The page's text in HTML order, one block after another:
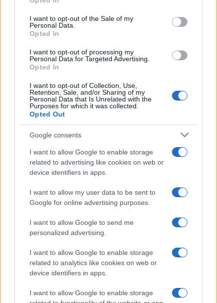
use your data for below specified purposes in below Google
consent section.
I want to opt-out of the Sale of my
Personal Data.
Opted In
I want to opt-out of processing my
Personal Data for Targeted Advertising.
Opted In
I want to opt-out of Collection, Use,
Retention, Sale, and/or Sharing of my
Personal Data that Is Unrelated with the
Purposes for which it was collected.
Opted Out
Google consents
I want to allow Google to enable storage
related to advertising like cookies on web or
device identifiers in apps.
I want to allow my user data to be sent to
Google for online advertising purposes.
I want to allow Google to send me
personalized advertising.
I want to allow Google to enable storage
related to analytics like cookies on web or
device identifiers in apps.
I want to allow Google to enable storage
β) την απαγόρευση χρήσης ανεμιστήρων,
δ) την τήρηση των οδηγιών καλής υγιεινής χεριών, με
χρήση νερού και σαπουνιού ή με αλκοολούχο
Εθνικού Οργανισμού Δημόσιας Υγείας (Ε.Ο.Δ.Υ.),